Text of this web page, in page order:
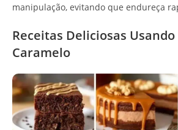
manipulação, evitando que endureça
Receitas Deliciosas
Caramelo